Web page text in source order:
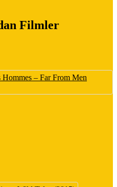
Filmler